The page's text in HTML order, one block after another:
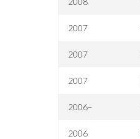
2007
2007
2007
2006–
2006